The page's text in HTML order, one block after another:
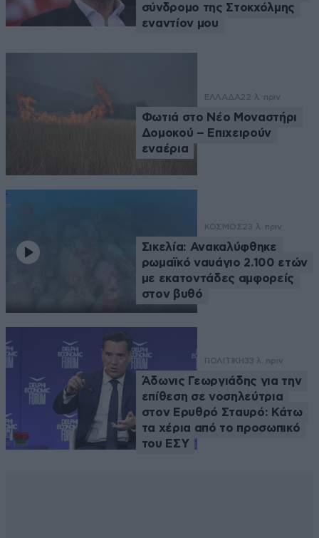
σύνδρομο της Στοκχόλμης
εναντίον μου
ΕΛΛΑΔΑ22 λ. πριν
Φωτιά στο Νέο Μοναστήρι
Δομοκού – Επιχειρούν
εναέρια
ΚΟΣΜΟΣ23 λ. πριν
Σικελία: Ανακαλύφθηκε
ρωμαϊκό ναυάγιο 2.100 ετών
με εκατοντάδες αμφορείς
στον βυθό
ΠΟΛΙΤΙΚΗ33 λ. πριν
Άδωνις Γεωργιάδης για την
επίθεση σε νοσηλεύτρια
στον Ερυθρό Σταυρό: Κάτω
τα χέρια από το προσωπικό
του ΕΣΥ